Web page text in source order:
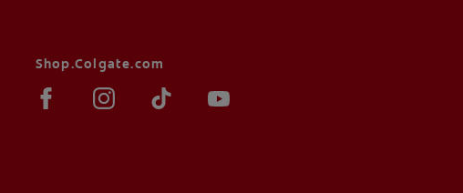
Shop.Colgate.com